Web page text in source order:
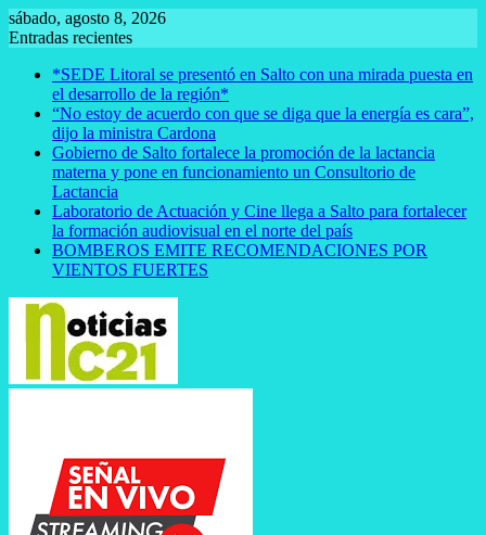
Saltar
al
sábado, agosto 8, 2026
Entradas recientes
*SEDE Litoral se presentó en Salto con una mirada puesta en
el desarrollo de la región*
“No estoy de acuerdo con que se diga que la energía es cara”,
dijo la ministra Cardona
Gobierno de Salto fortalece la promoción de la lactancia
materna y pone en funcionamiento un Consultorio de
Lactancia
Laboratorio de Actuación y Cine llega a Salto para fortalecer
la formación audiovisual en el norte del país
BOMBEROS EMITE RECOMENDACIONES POR
VIENTOS FUERTES